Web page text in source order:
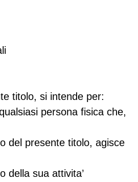
titolo, si intende per:
persona fisica che,
del presente titolo, agisce
della sua attivita’